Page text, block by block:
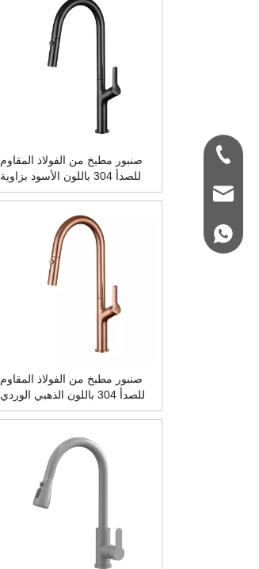
صنبور مطبخ من الفولاذ المقاوم
للصدأ 304 باللون الأسود بزاوية
360 درجة مع بخاخ منسدل
صنبور مطبخ من الفولاذ المقاوم
للصدأ 304 باللون الذهبي الوردي
بزاوية 360 درجة مع بخاخ منسدل
+86-180 3312
+86-